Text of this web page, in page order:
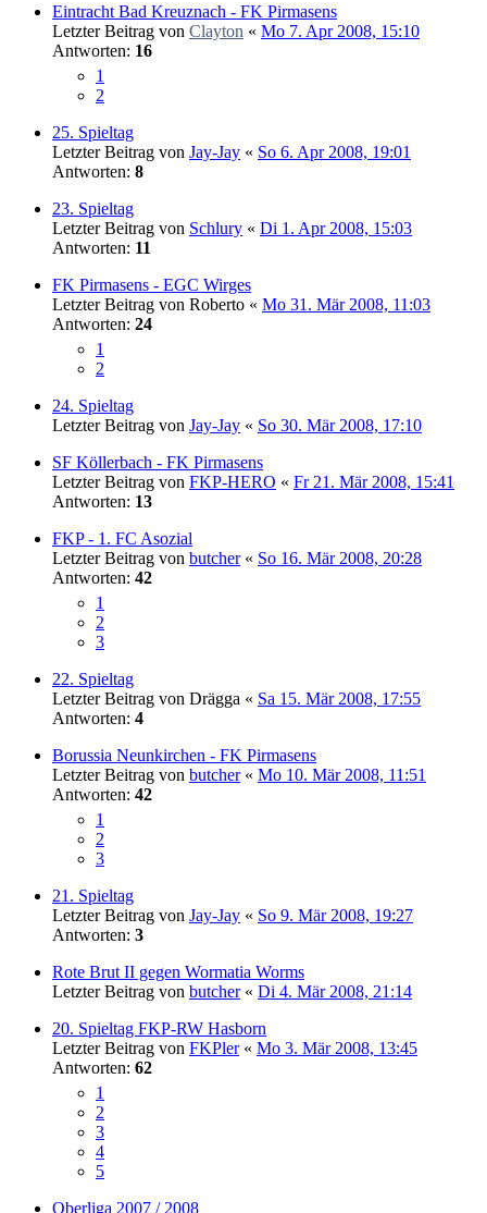
Eintracht Bad Kreuznach - FK Pirmasens
Letzter Beitrag von Clayton « Mo 7. Apr 2008, 15:10
Antworten: 16
1
2
25. Spieltag
Letzter Beitrag von Jay-Jay « So 6. Apr 2008, 19:01
Antworten: 8
23. Spieltag
Letzter Beitrag von Schlury « Di 1. Apr 2008, 15:03
Antworten: 11
FK Pirmasens - EGC Wirges
Letzter Beitrag von Roberto « Mo 31. Mär 2008, 11:03
Antworten: 24
1
2
24. Spieltag
Letzter Beitrag von Jay-Jay « So 30. Mär 2008, 17:10
SF Köllerbach - FK Pirmasens
Letzter Beitrag von FKP-HERO « Fr 21. Mär 2008, 15:41
Antworten: 13
FKP - 1. FC Asozial
Letzter Beitrag von butcher« So 16. Mär 2008, 20:28
Antworten: 42
1
2
3
22. Spieltag
Letzter Beitrag von Drägga « Sa 15. Mär 2008, 17:55
Antworten: 4
Borussia Neunkirchen - FK Pirmasens
Letzter Beitrag von butcher« Mo 10. Mär 2008, 11:51
Antworten: 42
1
2
3
21. Spieltag
Letzter Beitrag von Jay-Jay « So 9. Mär 2008, 19:27
Antworten: 3
Rote Brut II gegen Wormatia Worms
Letzter Beitrag von butcher« Di 4. Mär 2008, 21:14
20. Spieltag FKP-RW Hasborn
Letzter Beitrag von FKPler« Mo 3. Mär 2008, 13:45
Antworten: 62
1
2
3
4
5
Oberliga 2007 / 2008